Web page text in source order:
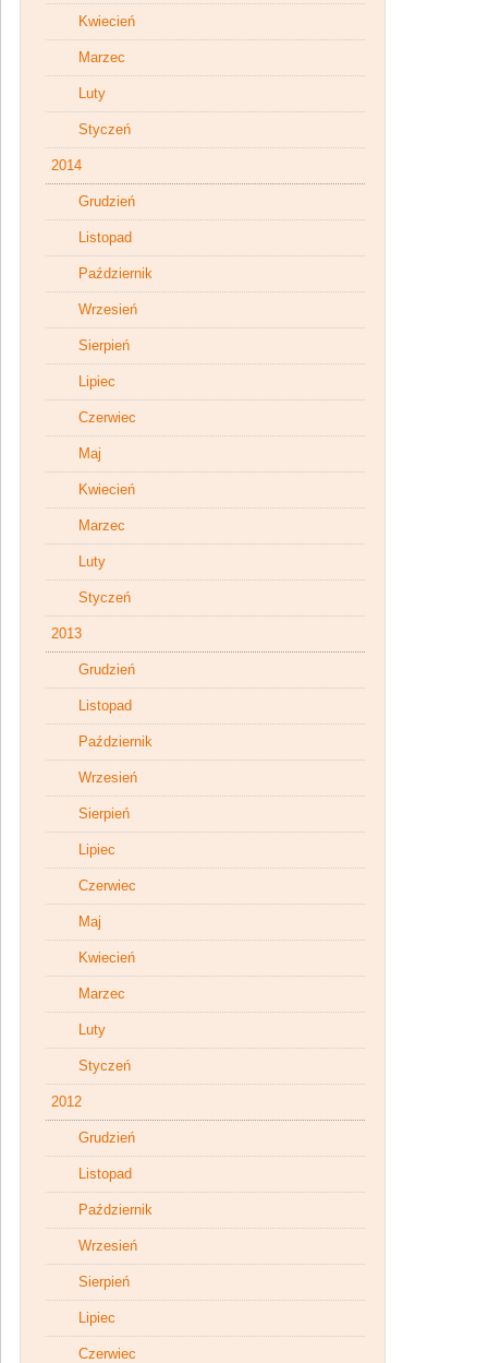
Kwiecień
Marzec
Luty
Styczeń
2014
Grudzień
Listopad
Październik
Wrzesień
Sierpień
Lipiec
Czerwiec
Maj
Kwiecień
Marzec
Luty
Styczeń
2013
Grudzień
Listopad
Październik
Wrzesień
Sierpień
Lipiec
Czerwiec
Maj
Kwiecień
Marzec
Luty
Styczeń
2012
Grudzień
Listopad
Październik
Wrzesień
Sierpień
Lipiec
Czerwiec